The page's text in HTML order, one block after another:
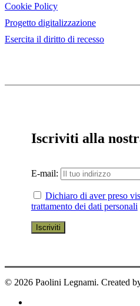
Cookie Policy
Progetto digitalizzazione
Esercita il diritto di recesso
Iscriviti alla
E-mail:
Dichiaro di aver preso
trattamento dei dati personali
© 2026 Paolini Legnami. Created